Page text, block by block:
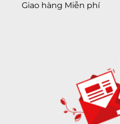
Giao hàng Miễn phí